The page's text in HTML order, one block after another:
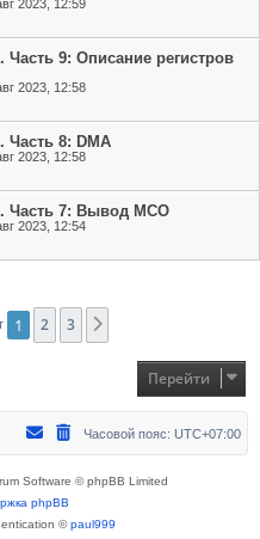
2023, 12:59
9: Описание регистров
2023, 12:58
Часть 8: DMA
2023, 12:58
Часть 7: Вывод MCO
2023, 12:54
1 2 3
Перейти
Часовой пояс: UTC+07:00
Software © phpBB Limited
phpBB
©paul999